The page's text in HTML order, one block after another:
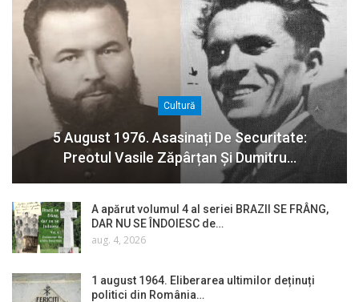
Cultură
5 August 1976. Asasinați De Securitate:
Preotul Vasile Zăpârțan Și Dumitru…
A apărut volumul 4 al seriei BRAZII SE FRÂNG,
DAR NU SE ÎNDOIESC de…
aug. 4, 2026
1 august 1964. Eliberarea ultimilor deținuți
politici din România…